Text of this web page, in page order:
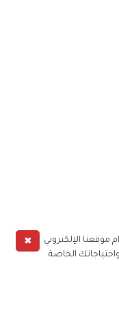
✖
الإلكتروني
الخاصة